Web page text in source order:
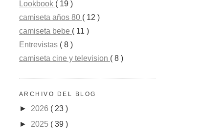
Lookbook ( 19 )
camiseta años 80 ( 12 )
camiseta bebe ( 11 )
Entrevistas ( 8 )
camiseta cine y television ( 8 )
ARCHIVO DEL BLOG
► 2026 ( 23 )
► 2025 ( 39 )